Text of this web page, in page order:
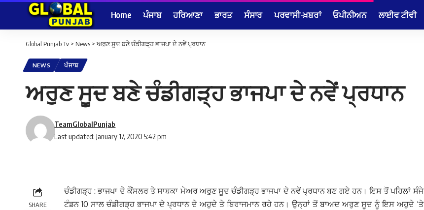
Home ਪੰਜਾਬ ਹਰਿਆਣਾ ਭਾਰਤ ਸੰਸਾਰ ਪਰਵਾਸੀ-ਖ਼ਬਰਾਂ ਓਪੀਨੀਅਨ ਲਾਈਵ ਟੀਵੀ
Global Punjab Tv > News > ਅਰੁਣ ਸੂਦ ਬਣੇ ਚੰਡੀਗੜ੍ਹ ਭਾਜਪਾ ਦੇ ਨਵੇਂ ਪ੍ਰਧਾਨ
NEWS ਪੰਜਾਬ
ਅਰੁਣ ਸੂਦ ਬਣੇ ਚੰਡੀਗੜ੍ਹ ਭਾਜਪਾ ਦੇ ਨਵੇਂ ਪ੍ਰਧਾਨ
Last updated: January 17, 2020 5:42 pm
TeamGlobalPunjab
SHARE
ਚੰਡੀਗੜ੍ਹ : ਭਾਜਪਾ ਦੇ ਕੌਂਸਲਰ ਤੇ ਸਾਬਕਾ ਮੇਅਰ ਅਰੁਣ ਸੂਦ ਚੰਡੀਗੜ੍ਹ ਭਾਜਪਾ ਦੇ ਨਵੇਂ ਪ੍ਰਧਾਨ ਬਣ ਗਏ ਹਨ। ਇਸ ਤੋਂ ਪਹਿਲਾਂ ਸੰਜੇ
ਟੰਡਨ 10 ਸਾਲ ਚੰਡੀਗੜ੍ਹ ਭਾਜਪਾ ਦੇ ਪ੍ਰਧਾਨ ਦੇ ਅਹੁਦੇ ਤੇ ਬਿਰਾਜਮਾਨ ਰਹੇ ਹਨ। ਉਨ੍ਹਾਂ ਤੋਂ ਬਾਅਦ ਅਰੁਣ ਸੂਦ ਨੂੰ ਇਸ ਅਹੁਦੇ ‘ਤੇ